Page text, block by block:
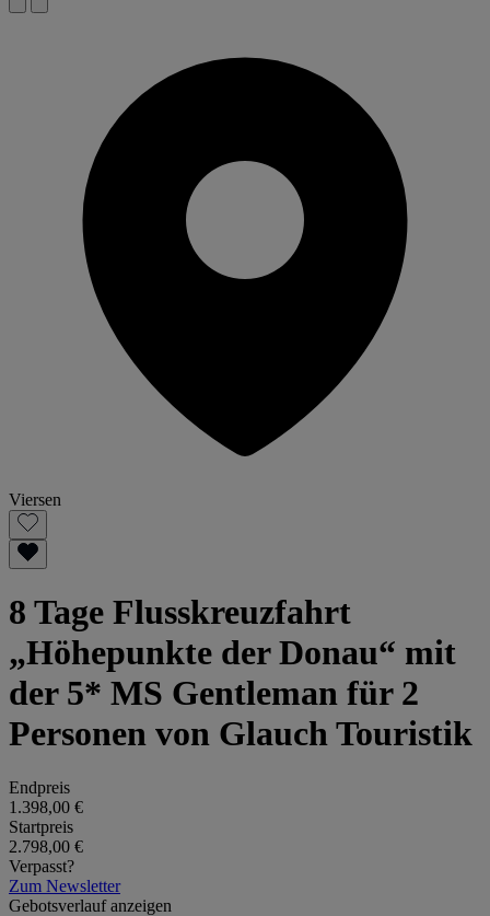
Viersen
8 Tage Flusskreuzfahrt
„Höhepunkte der Donau“ mit
der 5* MS Gentleman für 2
Personen von Glauch Touristik
Endpreis
1.398,00 €
Startpreis
2.798,00 €
Verpasst?
Zum Newsletter
Gebotsverlauf anzeigen